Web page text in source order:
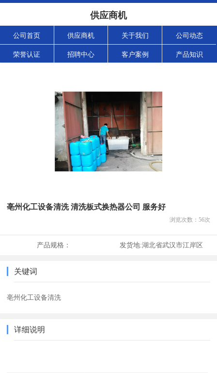
供应商机
公司首页 供应商机 关于我们 公司动态
荣誉认证 招聘中心 客户案例 产品知识
亳州化工设备清洗 清洗板式换热器公司 服务好
浏览次数： 56次
产品规格： 发货地:湖北省武汉市江岸区
关键词
亳州化工设备清洗
详细说明